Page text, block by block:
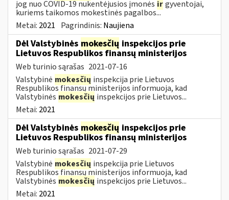
jog nuo COVID-19 nukentėjusios įmonės irgyventojai,
kuriems taikomos mokestinės pagalbos...
Metai: 2021 Pagrindinis: Naujiena
Dėl Valstybinės mokesčių inspekcijos prie
Lietuvos Respublikos finansų ministerijos
Web turinio sąrašas 2021-07-16
Valstybinė mokesčių inspekcija prie Lietuvos
Respublikos finansų ministerijos informuoja, kad
Valstybinės mokesčių inspekcijos prie Lietuvos...
Metai: 2021
Dėl Valstybinės mokesčių inspekcijos prie
Lietuvos Respublikos finansų ministerijos
Web turinio sąrašas 2021-07-29
Valstybinė mokesčių inspekcija prie Lietuvos
Respublikos finansų ministerijos informuoja, kad
Valstybinės mokesčių inspekcijos prie Lietuvos...
Metai: 2021